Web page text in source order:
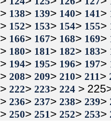
> 138> 139> 140> 141 >
> 152> 153> 154> 155>
> 166> 167> 168> 169>
> 180> 181 > 182> 183>
> 194> 195> 196> 197>
> 208> 209> 210> 211 >
> 222> 223> 224 >
> 236> 237> 238> 239>
> 250> 251 > 252> 253>